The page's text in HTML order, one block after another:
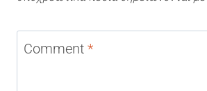
Comment *